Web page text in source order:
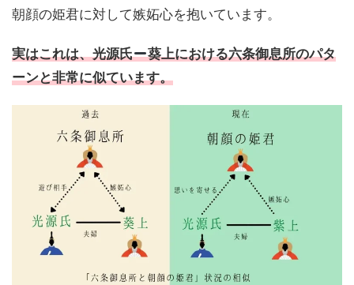
朝顔の姫君に対して嫉妬心を抱いています。
実はこれは、光源氏
葵上における六条御息所のパタ
ーンと非常に似ています。